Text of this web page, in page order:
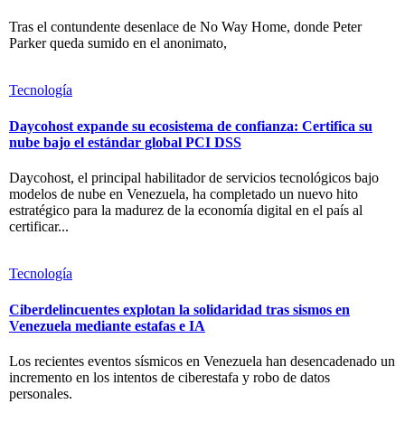
Tras el contundente desenlace de No Way Home, donde Peter
Parker queda sumido en el anonimato,
Tecnología
Daycohost expande su ecosistema de confianza: Certifica su
nube bajo el estándar global PCI DSS
Daycohost, el principal habilitador de servicios tecnológicos bajo
modelos de nube en Venezuela, ha completado un nuevo hito
estratégico para la madurez de la economía digital en el país al
certificar...
Tecnología
Ciberdelincuentes explotan la solidaridad tras sismos en
Venezuela mediante estafas e IA
Los recientes eventos sísmicos en Venezuela han desencadenado un
incremento en los intentos de ciberestafa y robo de datos
personales.